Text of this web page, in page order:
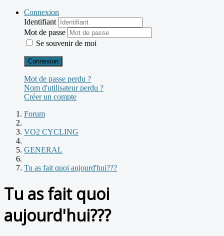
Connexion
Identifiant
Mot de passe
Se souvenir de moi
Connexion
Mot de passe perdu ?
Nom d'utilisateur perdu ?
Créer un compte
Forum
VO2 CYCLING
GENERAL
Tu as fait quoi aujourd'hui???
Tu as fait quoi
aujourd'hui???